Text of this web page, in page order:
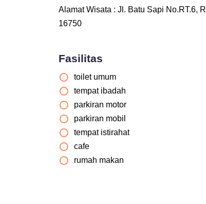
Alamat Wisata : Jl. Batu Sapi No.RT.6,
16750
Fasilitas
toilet umum
tempat ibadah
parkiran motor
parkiran mobil
tempat istirahat
cafe
rumah makan